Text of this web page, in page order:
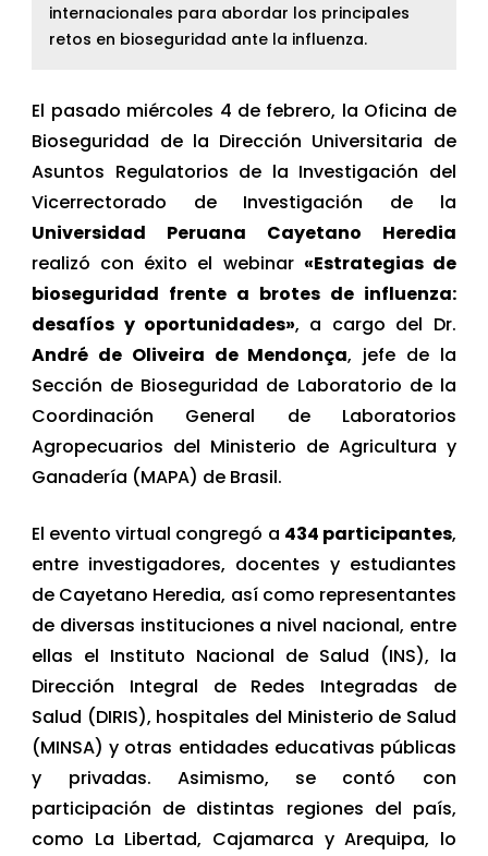
internacionales para abordar los principales
retos en bioseguridad ante la influenza.
El pasado miércoles 4 de febrero, la Oficina de
Bioseguridad de la Dirección Universitaria de
Asuntos Regulatorios de la Investigación del
Vicerrectorado de Investigación de la
Universidad Peruana Cayetano Heredia
realizó con éxito el webinar «Estrategias de
bioseguridad frente a brotes de influenza:
desafíos y oportunidades», a cargo del Dr.
André de Oliveira de Mendonça, jefe de la
Sección de Bioseguridad de Laboratorio de la
Coordinación General de Laboratorios
Agropecuarios del Ministerio de Agricultura y
Ganadería (MAPA) de Brasil.
El evento virtual congregó a 434 participantes,
entre investigadores, docentes y estudiantes
de Cayetano Heredia, así como representantes
de diversas instituciones a nivel nacional, entre
ellas el Instituto Nacional de Salud (INS), la
Dirección Integral de Redes Integradas de
Salud (DIRIS), hospitales del Ministerio de Salud
(MINSA) y otras entidades educativas públicas
y privadas. Asimismo, se contó con
participación de distintas regiones del país,
como La Libertad, Cajamarca y Arequipa, lo